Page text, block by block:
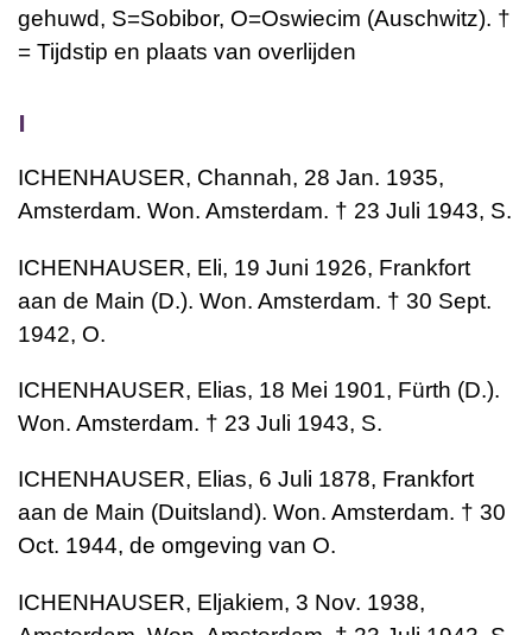
gehuwd, S=Sobibor, O=Oswiecim (Auschwitz). †
= Tijdstip en plaats van overlijden
I
ICHENHAUSER, Channah, 28 Jan. 1935,
Amsterdam. Won. Amsterdam. † 23 Juli 1943, S.
ICHENHAUSER, Eli, 19 Juni 1926, Frankfort
aan de Main (D.). Won. Amsterdam. † 30 Sept.
1942, O.
ICHENHAUSER, Elias, 18 Mei 1901, Fürth (D.).
Won. Amsterdam. † 23 Juli 1943, S.
ICHENHAUSER, Elias, 6 Juli 1878, Frankfort
aan de Main (Duitsland). Won. Amsterdam. † 30
Oct. 1944, de omgeving van O.
ICHENHAUSER, Eljakiem, 3 Nov. 1938,